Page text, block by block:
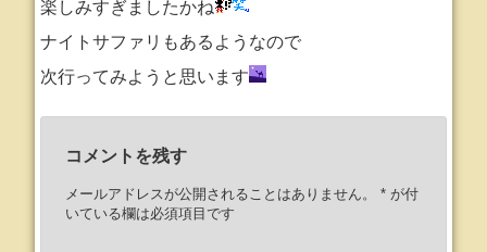
楽しみすぎましたかね
ナイトサファリもあるようなので
次行ってみようと思います
コメントを残す
メールアドレスが公開されることはありません。 *が付
いている欄は必須項目です